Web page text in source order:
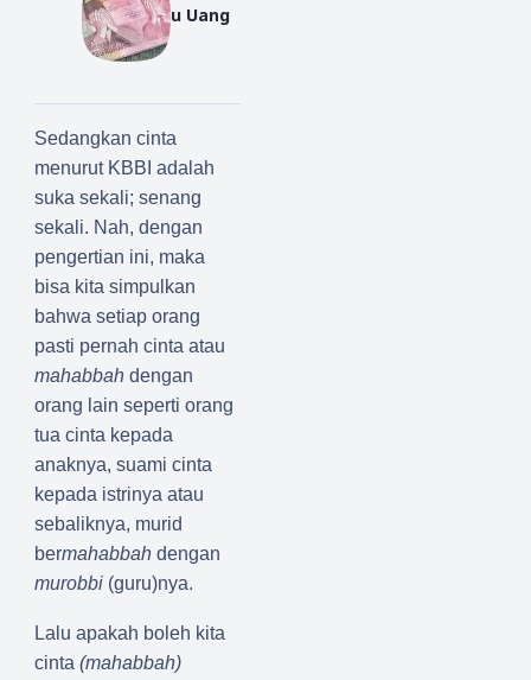
u Uang
Sedangkan cinta
menurut KBBI adalah
suka sekali; senang
sekali. Nah, dengan
pengertian ini, maka
bisa kita simpulkan
bahwa setiap orang
pasti pernah cinta atau
mahabbah dengan
orang lain seperti orang
tua cinta kepada
anaknya, suami cinta
kepada istrinya atau
sebaliknya, murid
bermahabbah dengan
murobbi (guru)nya.
Lalu apakah boleh kita
cinta (mahabbah)